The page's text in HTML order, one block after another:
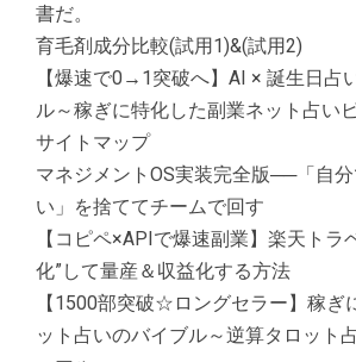
書だ。
育毛剤成分比較(試用1)&(試用2)
【爆速で0→1突破へ】AI × 誕生日占
ル～稼ぎに特化した副業ネット占い
サイトマップ
マネジメントOS実装完全版──「自
い」を捨ててチームで回す
【コピペ×APIで爆速副業】楽天トラ
化”して量産＆収益化する方法
【1500部突破☆ロングセラー】稼ぎ
ット占いのバイブル～逆算タロット